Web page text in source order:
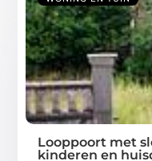
Looppoort met
kinderen en